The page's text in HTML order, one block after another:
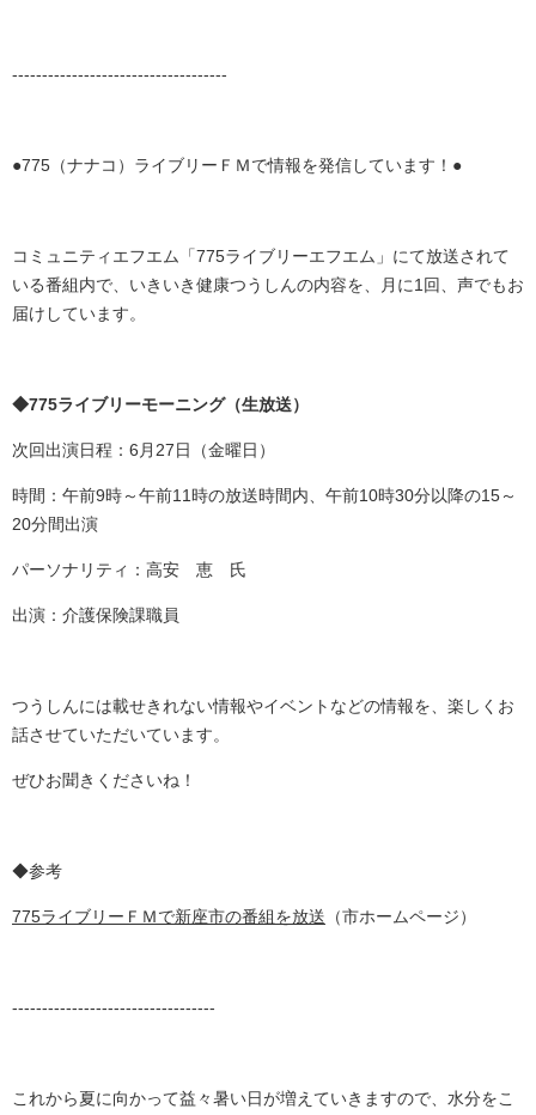
------------------------------------
●775（ナナコ）ライブリーＦＭで情報を発信しています！●
コミュニティエフエム「775ライブリーエフエム」にて放送されて
いる番組内で、いきいき健康つうしんの内容を、月に1回、声でもお
届けしています。
◆775ライブリーモーニング（生放送）
次回出演日程：6月27日（金曜日）
時間：午前9時～午前11時の放送時間内、午前10時30分以降の15～
20分間出演
パーソナリティ：高安 恵 氏
出演：介護保険課職員
つうしんには載せきれない情報やイベントなどの情報を、楽しくお
話させていただいています。
ぜひお聞きくださいね！
◆参考
775ライブリーＦＭで新座市の番組を放送 （市ホームページ）
----------------------------------
これから夏に向かって益々暑い日が増えていきますので、水分をこ